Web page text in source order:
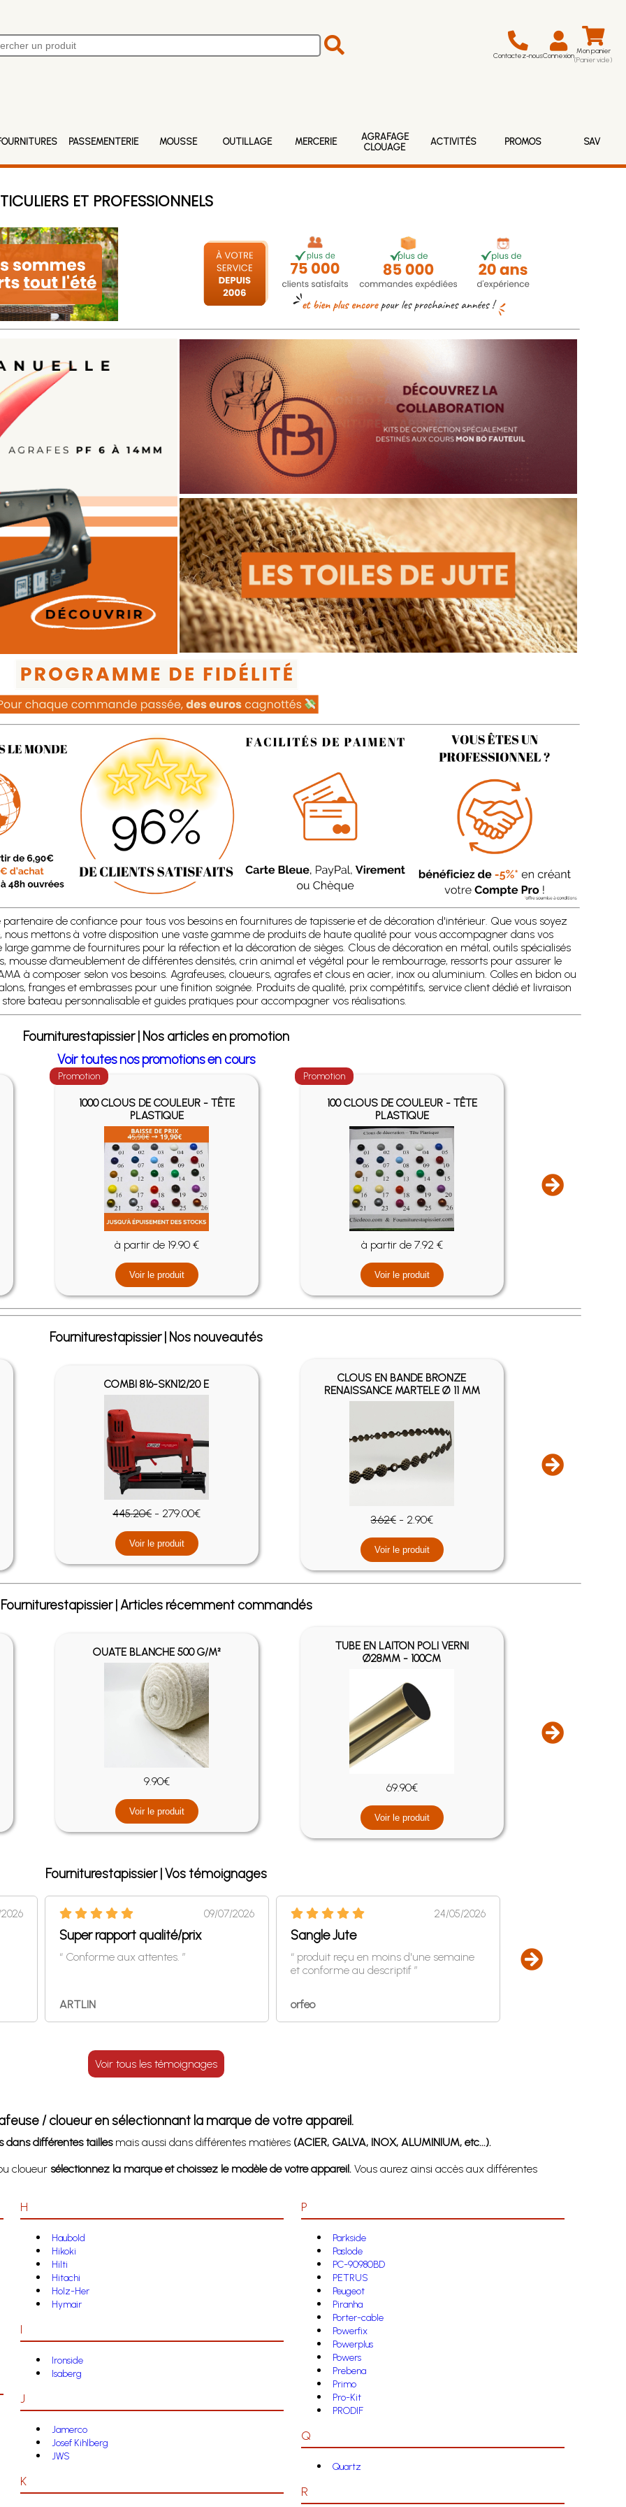
Contactez-nousConnexion Mon panier
(Panier vide)
PASSEMENTERIE MOUSSE OUTILLAGE MERCERIE
AGRAFAGE
CLOUAGE
ACTIVITÉS PROMOS SAV
ET PROFESSIONNELS
de confiance pour tous vos besoins en fournitures de tapisserie et de décoration d'intérieur. Que vous soyez
mettons à votre disposition une vaste gamme de produits de haute qualité pour vous accompagner dans vos
gamme de fournitures pour la réfection et la décoration de sièges. Clous de décoration en métal, outils spécialisés
d’ameublement de différentes densités, crin animal et végétal pour le rembourrage, ressorts pour assurer le
à composer selon vos besoins. Agrafeuses, cloueurs, agrafes et clous en acier, inox ou aluminium. Colles en bidon ou
franges et embrasses pour une finition soignée. Produits de qualité, prix compétitifs, service client dédié et livraison
bateau personnalisable et guides pratiques pour accompagner vos réalisations.
Fourniturestapissier | Nos articles en promotion
Voir toutes nos promotions en cours
1000 CLOUS DE COULEUR - TÊTE
PLASTIQUE
Promotion
à partir de 19.90 €
Voir le produit
100 CLOUS DE COULEUR - TÊTE
PLASTIQUE
Promotion
à partir de 7.92 €
Voir le produit
Fourniturestapissier | Nos nouveautés
COMBI 816-SKN12/20 E
445.20€ - 279.00€
Voir le produit
CLOUS EN BANDE BRONZE
RENAISSANCE MARTELE Ø 11 MM
3.62€- 2.90€
Voir le produit
Fourniturestapissier | Articles récemment commandés
OUATE BLANCHE 500 G/M²
9.90€
Voir le produit
TUBE EN LAITON POLI VERNI
Ø28MM - 100CM
69.90€
Voir le produit
Fourniturestapissier | Vos témoignages
09/07/2026
Super rapport qualité/prix
“ Conforme aux attentes. ”
ARTLIN
24/05/2026
Sangle Jute
“ produit reçu en moins d'une semaine
et conforme au descriptif ”
orfeo
“ Très joli et livraison
Voir tous les témoignages
/ cloueur en sélectionnant la marque de votre appareil.
dans différentes taillesmais aussi dans différentes matières (ACIER, GALVA, INOX, ALUMINIUM, etc...).
cloueur sélectionnez la marque et choissez le modèle de votre appareil.Vous aurez ainsi accès aux différentes
H
Haubold
Hikoki
Hilti
Hitachi
Holz-Her
Hymair
I
Ironside
Isaberg
J
Jamerco
Josef Kihlberg
JWS
K
P
Parkside
Paslode
PC-90980BD
PETRUS
Peugeot
Piranha
Porter-cable
Powerfix
Powerplus
Powers
Prebena
Primo
Pro-Kit
PRODIF
Q
Quartz
R